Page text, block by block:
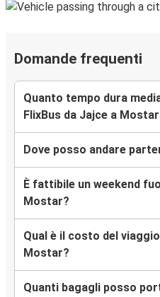
Domande frequenti
Quanto tempo dura
FlixBus da Jajce a
Dove posso andare
È fattibile un weekend
Mostar?
Qual è il costo del
Mostar?
Quanti bagagli posso